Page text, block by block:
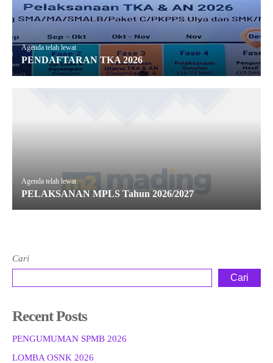
Agenda telah lewat
PENDAFTARAN TKA 2026
Agenda telah lewat
PELAKSANAN MPLS Tahun 2026/2027
Cari
Cari
Recent Posts
PENGUMUMAN SPMB 2026
LOMBA OSNK 2026